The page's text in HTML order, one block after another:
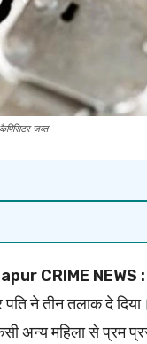
जब्त
CRIME NEWS :
ने तीन तलाक दे
अन्य महिला से प्रम